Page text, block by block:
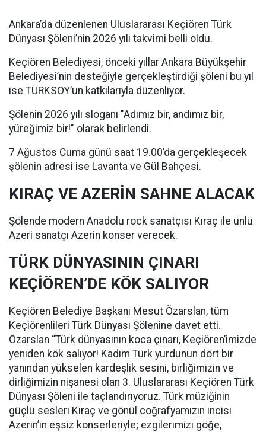
Ankara’da düzenlenen Uluslararası Keçiören Türk
Dünyası Şöleni’nin 2026 yılı takvimi belli oldu.
Keçiören Belediyesi, önceki yıllar Ankara Büyükşehir
Belediyesi’nin desteğiyle gerçekleştirdiği şöleni bu yıl
ise TÜRKSOY’un katkılarıyla düzenliyor.
Şölenin 2026 yılı sloganı "Adımız bir, andımız bir,
yüreğimiz bir!" olarak belirlendi.
7 Ağustos Cuma günü saat 19.00’da gerçekleşecek
şölenin adresi ise Lavanta ve Gül Bahçesi.
KIRAÇ VE AZERİN SAHNE ALACAK
Şölende modern Anadolu rock sanatçısı Kıraç ile ünlü
Azeri sanatçı Azerin konser verecek.
TÜRK DÜNYASININ ÇINARI
KEÇİÖREN’DE KÖK SALIYOR
Keçiören Belediye Başkanı Mesut Özarslan, tüm
Keçiörenlileri Türk Dünyası Şölenine davet etti.
Özarslan “Türk dünyasının koca çınarı, Keçiören’imizde
yeniden kök salıyor! Kadim Türk yurdunun dört bir
yanından yükselen kardeşlik sesini, birliğimizin ve
dirliğimizin nişanesi olan 3. Uluslararası Keçiören Türk
Dünyası Şöleni ile taçlandırıyoruz. Türk müziğinin
güçlü sesleri Kıraç ve gönül coğrafyamızın incisi
Azerin’in eşsiz konserleriyle; ezgilerimizi göğe,